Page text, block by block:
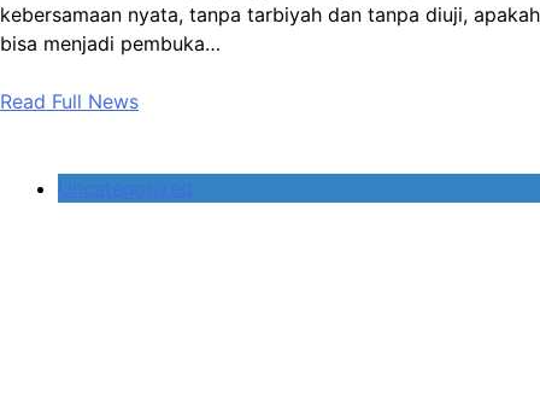
kebersamaan nyata, tanpa tarbiyah dan tanpa diuji, apakah
bisa menjadi pembuka…
Read Full News
Uncategorized